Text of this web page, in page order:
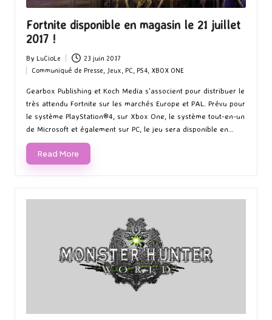
Fortnite disponible en magasin le 21 juillet
2017 !
Posted
by
By LuCioLe 23 juin 2017
Posted
Communiqué de Presse Jeux PC PS4 XBOX ONE
Gearbox Publishing et Koch Media s'associent pour distribuer le
très attendu Fortnite sur les marchés Europe et PAL. Prévu pour
le système PlayStation®4, sur Xbox One, le système tout-en-un
de Microsoft et également sur PC, le jeu sera disponible en…
Read More